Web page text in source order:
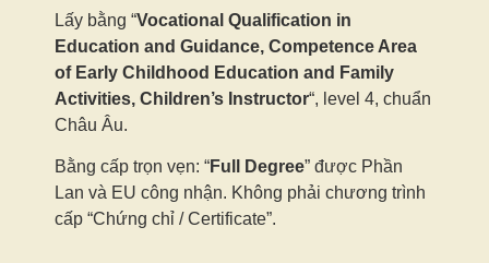
Lấy bằng “Vocational Qualification in
Education and Guidance, Competence Area
of Early Childhood Education and Family
Activities, Children’s Instructor“, level 4, chuẩn
Châu Âu.
Bằng cấp trọn vẹn: “Full Degree” được Phần
Lan và EU công nhận. Không phải chương trình
cấp “Chứng chỉ / Certificate”.